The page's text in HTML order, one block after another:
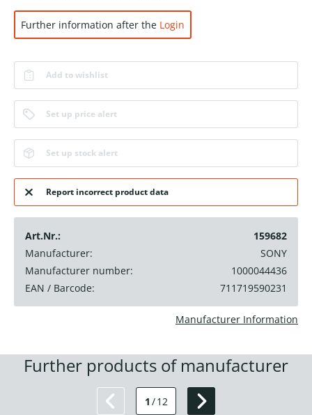
Further information after the Login
Add to wishlist
Set up price alert
Set up stock alert
Report incorrect product data
Art.Nr.:
159682
Manufacturer:
SONY
Manufacturer number:
1000044436
EAN / Barcode:
711719590231
Manufacturer Information
Further products of manufacturer
1 /12